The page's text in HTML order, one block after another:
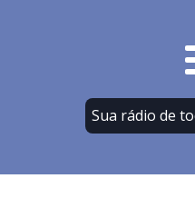
Sua rádio de